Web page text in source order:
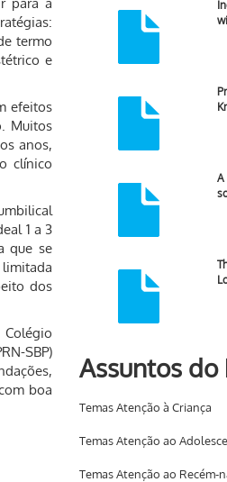
termo
e
efeitos
Muitos
anos,
clínico
1 a 3
que se
dos
SBP)
boa
A
Assuntos do
Temas Atenção à Criança
Temas Atenção ao
Temas Atenção ao Recém-